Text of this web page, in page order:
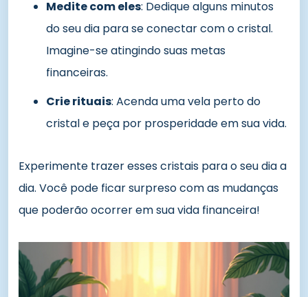
Medite com eles: Dedique alguns minutos
do seu dia para se conectar com o cristal.
Imagine-se atingindo suas metas
financeiras.
Crie rituais: Acenda uma vela perto do
cristal e peça por prosperidade em sua vida.
Experimente trazer esses cristais para o seu dia a
dia. Você pode ficar surpreso com as mudanças
que poderão ocorrer em sua vida financeira!